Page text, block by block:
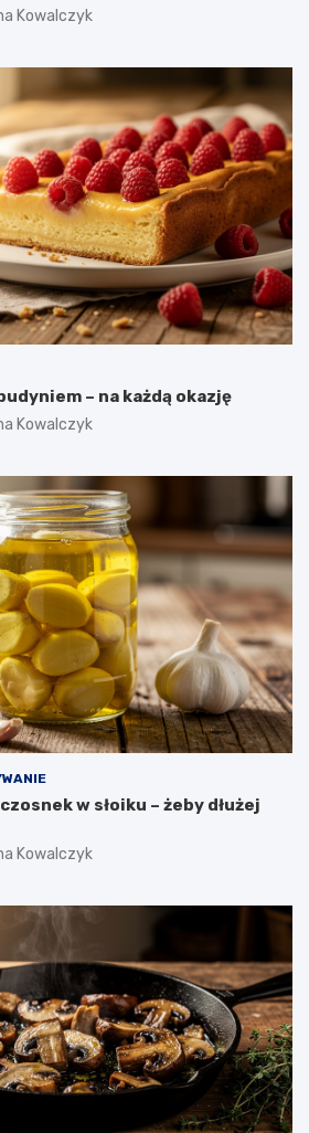
Kowalczyk
– na każdą okazję
Kowalczyk
w słoiku – żeby dłużej
Kowalczyk